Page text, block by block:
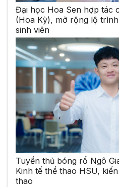
Đại học Hoa Sen hợp tác
(Hoa Kỳ), mở rộng lộ
sinh viên
Tuyển thủ bóng rổ Ngô
Kinh tế thể thao HSU,
thao